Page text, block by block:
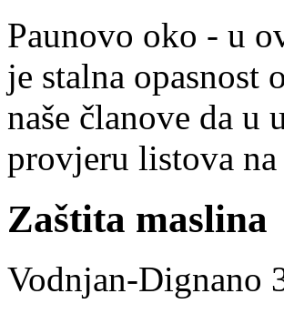
Paunovo oko - u
je stalna opasnost
naše članove da u
provjeru listova
Zaštita maslina
Vodnjan-Dignano